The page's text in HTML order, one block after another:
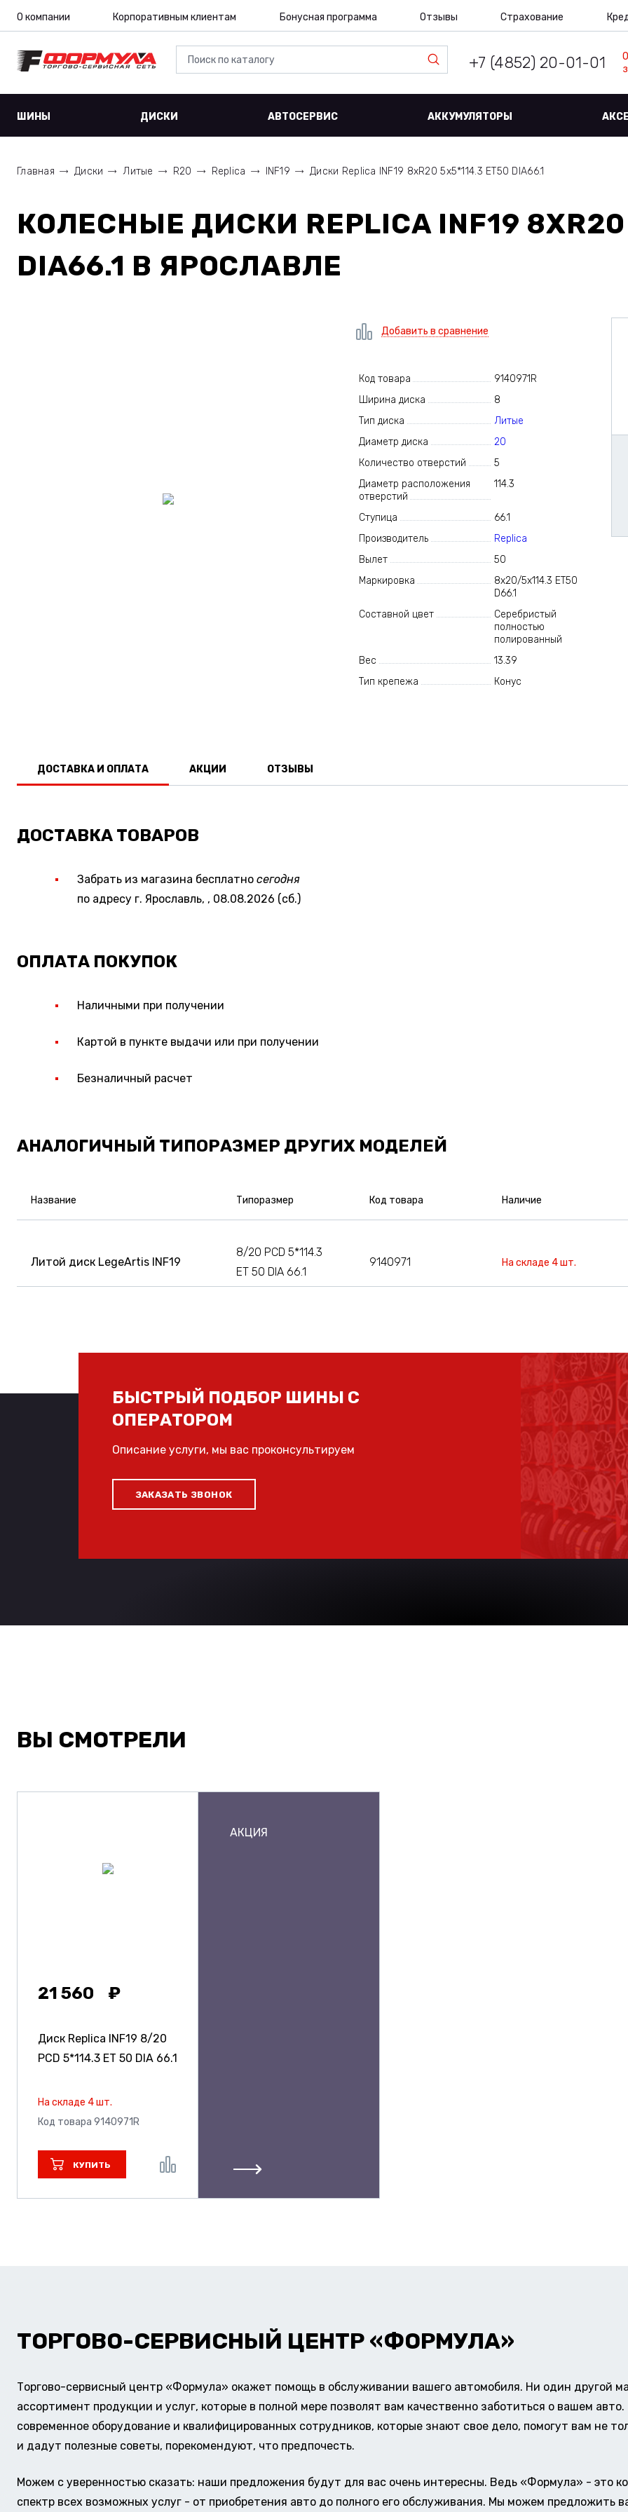
О компании Корпоративным клиентам Бонусная программа Отзывы Страхование
+7 (4852) 20-01-01
ШИНЫ ДИСКИ АВТОСЕРВИС АККУМУЛЯТОРЫ
Главная Диски Литые R20 Replica INF19 Диски Replica INF19 8xR20 5x5*114.3 ET50 DIA66.1
КОЛЕСНЫЕ ДИСКИ REPLICA INF19
DIA66.1 В ЯРОСЛАВЛЕ
Добавить в сравнение
Код товара
9140971R
Ширина диска
8
Тип диска
Литые
Диаметр диска
20
Количество отверстий
5
Диаметр расположения
отверстий
114.3
Ступица
66.1
Производитель
Replica
Вылет
50
Маркировка
8x20/5x114.3 ET50
D66.1
Составной цвет
Серебристый
полностью
полированный
Вес
13.39
Тип крепежа
Конус
ДОСТАВКА И ОПЛАТА АКЦИИ ОТЗЫВЫ
ДОСТАВКА ТОВАРОВ
Забрать из магазина бесплатно сегодня
по адресу г. Ярославль, , 08.08.2026 (сб.)
ОПЛАТА ПОКУПОК
Наличными при получении
Картой в пункте выдачи или при получении
Безналичный расчет
АНАЛОГИЧНЫЙ ТИПОРАЗМЕР ДРУГИХ МОДЕЛЕЙ
Название Типоразмер Код товара Наличие
Литой диск LegeArtis INF19
8/20 PCD 5*114.3
ET 50 DIA 66.1
9140971 На складе 4 шт.
БЫСТРЫЙ ПОДБОР ШИНЫ С
ОПЕРАТОРОМ
Описание услуги, мы вас проконсультируем
ЗАКАЗАТЬ ЗВОНОК
ВЫ СМОТРЕЛИ
21 560
Диск Replica INF19 8/20
PCD 5*114.3 ET 50 DIA 66.1
На складе 4 шт.
Код товара 9140971R
КУПИТЬ
АКЦИЯ
ТОРГОВО-СЕРВИСНЫЙ ЦЕНТР «ФОРМУЛА»
Торгово-сервисный центр «Формула» окажет помощь в обслуживании вашего автомобиля. Ни один другой
ассортимент продукции и услуг, которые в полной мере позволят вам качественно заботиться о вашем
современное оборудование и квалифицированных сотрудников, которые знают свое дело, помогут вам не
и дадут полезные советы, порекомендуют, что предпочесть.
Можем с уверенностью сказать: наши предложения будут для вас очень интересны. Ведь «Формула» - это
спектр всех возможных услуг - от приобретения авто до полного его обслуживания. Мы можем предложить